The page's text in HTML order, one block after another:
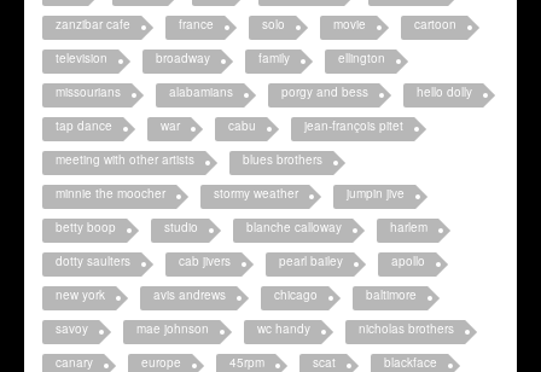
zanzibar cafe
france solo movie
cartoon
television
broadway family
ellington
missourians
alabamians porgy and bess
hello dolly
tap dance
war cabu
jean-françois pitet
meeting with other artists
blues brothers
minnie the moocher
stormy weather
jumpin jive
betty boop
studio blanche calloway
harlem
dotty saulters
cab jivers pearl bailey
apollo
new york
avis andrews chicago
baltimore
savoy
mae johnson wc handy
nicholas brothers
canary
europe 45rpm scat
blackface